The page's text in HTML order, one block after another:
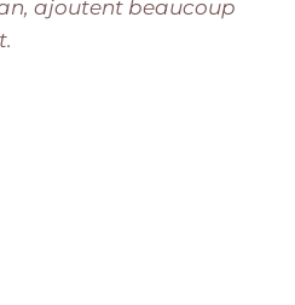
ajoutent beaucoup